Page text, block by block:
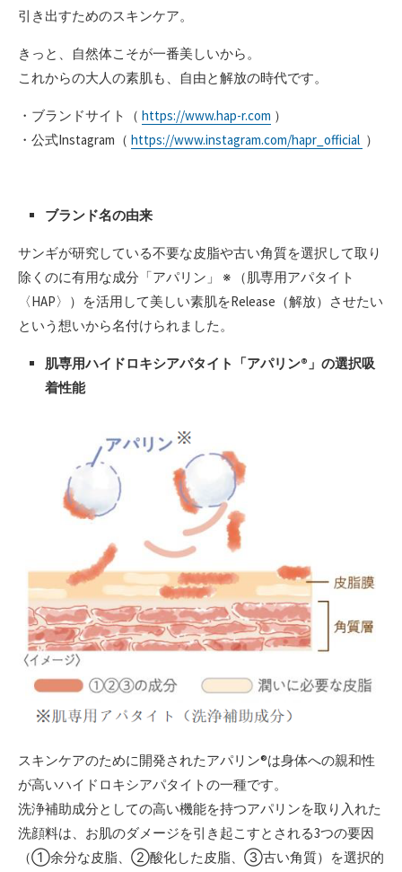
引き出すためのスキンケア。
きっと、自然体こそが一番美しいから。
これからの大人の素肌も、自由と解放の時代です。
・ブランドサイト（ https://www.hap-r.com ）
・公式Instagram（ https://www.instagram.com/hapr_official ）
ブランド名の由来
サンギが研究している不要な皮脂や古い角質を選択して取り
除くのに有用な成分「アパリン」 ※ （肌専用アパタイト
〈HAP〉）を活用して美しい素肌をRelease（解放）させたい
という想いから名付けられました。
肌専用ハイドロキシアパタイト「アパリン®」の選択吸
着性能
スキンケアのために開発されたアパリン®は身体への親和性
が高いハイドロキシアパタイトの一種です。
洗浄補助成分としての高い機能を持つアパリンを取り入れた
洗顔料は、お肌のダメージを引き起こすとされる3つの要因
（①余分な皮脂、②酸化した皮脂、③古い角質）を選択的